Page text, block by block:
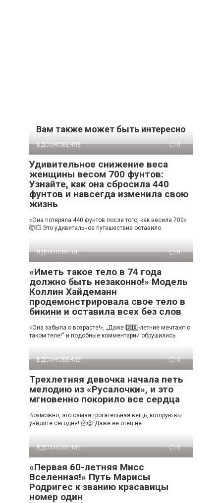
Вам также может быть интересно
ВДОХНОВЕНИЕ 0
Удивительное снижение веса
женщины весом 700 фунтов:
Узнайте, как она сбросила 440
фунтов и навсегда изменила свою
жизнь
«Она потеряла 440 фунтов после того, как весила 700»
🤯💥 Это удивительное путешествие оставило
ВДОХНОВЕНИЕ 0
«Иметь такое тело в 74 года
должно быть незаконно!» Модель
Коллин Хайдеманн
продемонстрировала свое тело в
бикини и оставила всех без слов
«Она забыла о возрасте!», „Даже 2️⃣0️⃣-летние мечтают о
таком теле!“ и подобные комментарии обрушились
ВДОХНОВЕНИЕ 0
Трехлетняя девочка начала петь
мелодию из «Русалочки», и это
мгновенно покорило все сердца
Возможно, это самая трогательная вещь, которую вы
увидите сегодня! 🫠😍 Даже ее отец не
ВДОХНОВЕНИЕ 0
«Первая 60-летняя Мисс
Вселенная!» Путь Марисы
Родригес к званию красавицы
номер один